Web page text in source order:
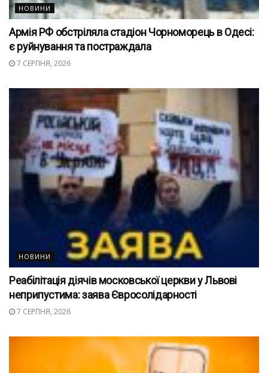
НОВИНИ
Армія РФ обстріляла стадіон Чорноморець в Одесі:
є руйнування та постраждала
7 СЕРПНЯ, 2026
НОВИНИ
Реабілітація діячів московської церкви у Львові
неприпустима: заява Євросолідарності
7 СЕРПНЯ, 2026